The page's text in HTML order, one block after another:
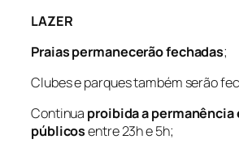
LAZER
Praias permanecerão fechadas;
Clubes e parques também serão
Continua proibida a permanência
públicosentre 23h e 5h;